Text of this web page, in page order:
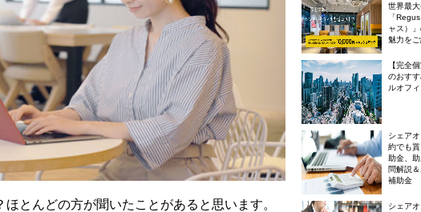
とんどの方が聞いたことがあると思います。
世界最
「
ャス）
魅力をご
【完全
のおす
ルオフ
シェア
約でも
助金、
問解説
補助金
シェア